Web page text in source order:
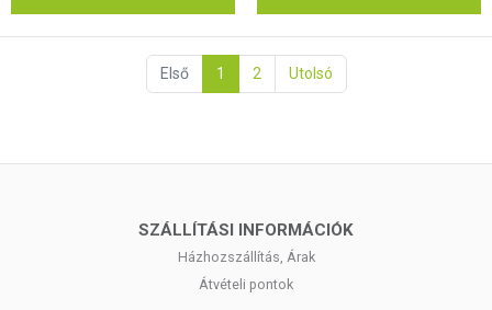
Első 1 2 Utolsó
SZÁLLÍTÁSI INFORMÁCIÓK
Házhozszállítás, Árak
Átvételi pontok